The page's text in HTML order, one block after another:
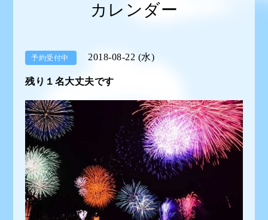
カレンダー
予約受付中 2018-08-22 (水)
残り１名大丈夫です